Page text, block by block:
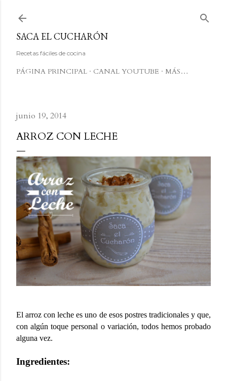
SACA EL CUCHARÓN
Recetas fáciles de cocina
PÁGINA PRINCIPAL CANAL YOUTUBE MÁS…
junio 19, 2014
ARROZ CON LECHE
El arroz con leche es uno de esos postres tradicionales y que,
con algún toque personal o variación, todos hemos probado
alguna vez.
Ingredientes: